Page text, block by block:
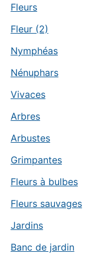
Fleurs
Fleur (2)
Nymphéas
Nénuphars
Vivaces
Arbres
Arbustes
Grimpantes
Fleurs à bulbes
Fleurs sauvages
Jardins
Banc de jardin